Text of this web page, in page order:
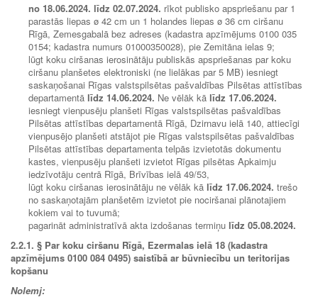
no 18.06.2024. līdz 02.07.2024. rīkot publisko apspriešanu par 1
parastās liepas ø 42 cm un 1 holandes liepas ø 36 cm ciršanu
Rīgā, Zemesgabalā bez adreses (kadastra apzīmējums 0100 035
0154; kadastra numurs 01000350028), pie Zemitāna ielas 9;
lūgt koku ciršanas ierosinātāju publiskās apspriešanas par koku
ciršanu planšetes elektroniski (ne lielākas par 5 MB) iesniegt
saskaņošanai Rīgas valstspilsētas pašvaldības Pilsētas attīstības
departamentā līdz 14.06.2024. Ne vēlāk kā līdz 17.06.2024.
iesniegt vienpusēju planšeti Rīgas valstspilsētas pašvaldības
Pilsētas attīstības departamentā Rīgā, Dzirnavu ielā 140, attiecīgi
vienpusējo planšeti atstājot pie Rīgas valstspilsētas pašvaldības
Pilsētas attīstības departamenta telpās izvietotās dokumentu
kastes, vienpusēju planšeti izvietot Rīgas pilsētas Apkaimju
iedzīvotāju centrā Rīgā, Brīvības ielā 49/53,
lūgt koku ciršanas ierosinātāju ne vēlāk kā līdz 17.06.2024. trešo
no saskaņotajām planšetēm izvietot pie nociršanai plānotajiem
kokiem vai to tuvumā;
pagarināt administratīvā akta izdošanas termiņu līdz 05.08.2024.
2.2.1. § Par koku ciršanu Rīgā, Ezermalas ielā 18 (kadastra
apzīmējums 0100 084 0495) saistībā ar būvniecību un teritorijas
kopšanu
Nolemj: